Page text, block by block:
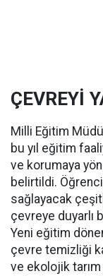
ÇEVREYİ
Milli Eğitim
bu yıl eğitim
ve korumaya
belirtildi.
sağlayacak
çevreye duyarlı
Yeni eğitim
çevre temizliği
ve ekolojik